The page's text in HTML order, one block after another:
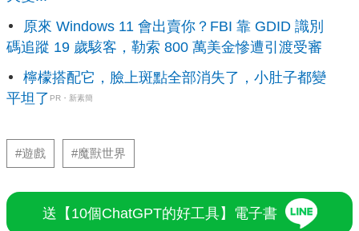
原來 Windows 11 會出賣你？FBI 靠 GDID 識別
碼追蹤 19 歲駭客，勒索 800 萬美金慘遭引渡受審
檸檬搭配它，臉上斑點全部消失了，小肚子都變
平坦了 PR・新素簡
#遊戲 #魔獸世界
送【10個ChatGPT的好工具】電子書